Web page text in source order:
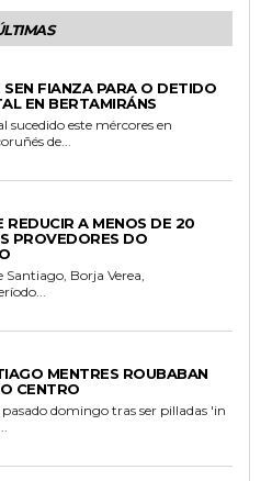
FIANZA PARA O DETIDO
EN BERTAMIRÁNS
este mércores en
de...
REDUCIR A MENOS DE 20
PROVEDORES DO
Borja Verea,
MENTRES ROUBABAN
CENTRO
domingo tras ser pilladas 'in